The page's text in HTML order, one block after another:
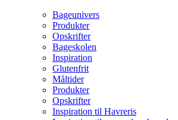
Bageunivers
Produkter
Opskrifter
Bageskolen
Inspiration
Glutenfrit
Måltider
Produkter
Opskrifter
Inspiration til Havreris